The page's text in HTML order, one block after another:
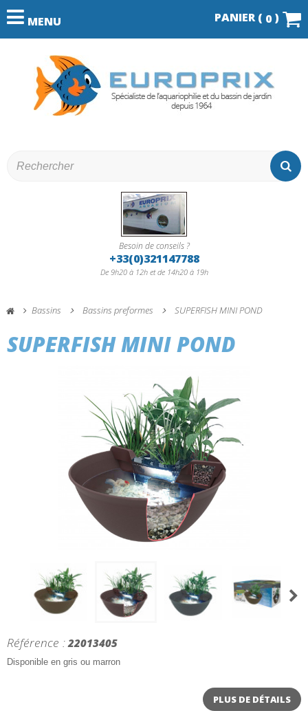
MENU PANIER ( 0 )
Besoin de conseils ?
+33(0)321147788
De 9h20 à 12h et de 14h20 à 19h
Bassins Bassins preformes SUPERFISH MINI POND
SUPERFISH MINI POND
Référence : 22013405
Disponible en gris ou marron
PLUS DE DÉTAILS